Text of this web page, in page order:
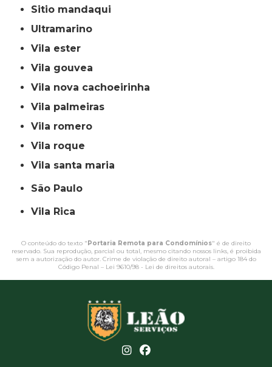
sitio mandaqui
ultramarino
vila ester
vila gouvea
vila nova cachoeirinha
vila palmeiras
vila romero
vila roque
vila santa maria
São Paulo
Vila Rica
O conteúdo do texto "Portaria Remota para Condomínios" é de direito
reservado. Sua reprodução, parcial ou total, mesmo citando nossos links, é proibida
sem a autorização do autor. Crime de violação de direito autoral – artigo 184 do
Código Penal – Lei 9610/98 - Lei de direitos autorais.